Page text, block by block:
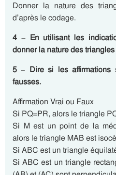
Donner la nature des
d’après le codage.
4 – En utilisant les
donner la nature des
5 – Dire si les affirmations
fausses.
Affirmation Vrai ou Faux
Si PQ=PR, alors le triangle
Si M est un point de la
alors le triangle MAB est
Si ABC est un triangle
Si ABC est un triangle